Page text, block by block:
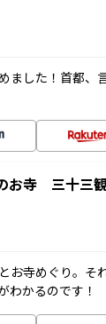
ました！首都、
お寺 三十三
お寺めぐり。そ
わかるのです！